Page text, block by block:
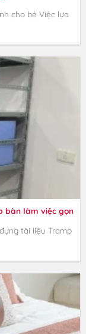
cho bé Việc lựa
bàn làm việc gọn
tài liệu Tramp